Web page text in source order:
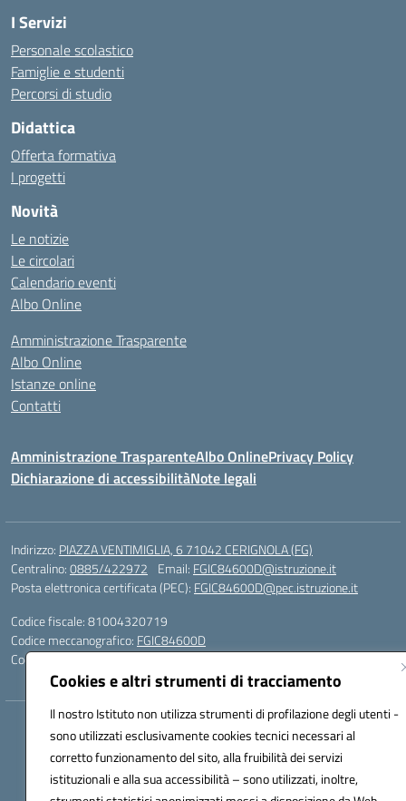
Cookies e altri strumenti di tracciamento
Il nostro Istituto non utilizza strumenti di profilazione degli utenti -
sono utilizzati esclusivamente cookies tecnici necessari al
corretto funzionamento del sito, alla fruibilità dei servizi
istituzionali e alla sua accessibilità – sono utilizzati, inoltre,
I Servizi
Personale scolastico
Famiglie e studenti
Percorsi di studio
Didattica
Offerta formativa
I progetti
Novità
Le notizie
Le circolari
Calendario eventi
Albo Online
Amministrazione Trasparente
Albo Online
Istanze online
Contatti
Amministrazione TrasparenteAlbo OnlinePrivacy Policy
Dichiarazione di accessibilitàNote legali
Indirizzo: PIAZZA VENTIMIGLIA, 6 71042 CERIGNOLA (FG)
Centralino:0885/422972 Email: FGIC84600D@istruzione.it
Posta elettronica certificata (PEC): FGIC84600D@pec.istruzione.it
Codice fiscale: 81004320719
Codice meccanografico: FGIC84600D
Codice Indice delle Pubbliche Amministrazioni (IPA): istsc_FGIC84600D
Hosting & Powered by 3D Solution S.r.l.
Concept & Design by Designers Italia